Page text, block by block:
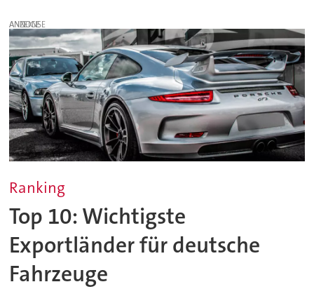
ANZEIGE
Ranking
Top 10: Wichtigste
Exportländer für deutsche
Fahrzeuge